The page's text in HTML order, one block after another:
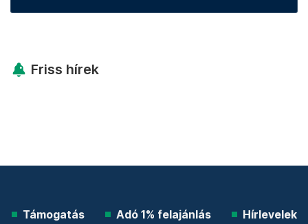
Friss hírek
Támogatás Adó 1% felajánlás Hírlevelek